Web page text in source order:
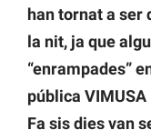
han tornat a ser
la nit, ja que
“enrampades”
pública
Fa sis dies van